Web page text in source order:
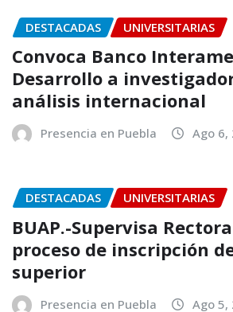
DESTACADAS UNIVERSITARIAS
Convoca Banco
Desarrollo a
análisis internacional
Presencia en Puebla Ago 6,
DESTACADAS UNIVERSITARIAS
BUAP.-Supervisa
proceso de inscripción
superior
Presencia en Puebla Ago 5,